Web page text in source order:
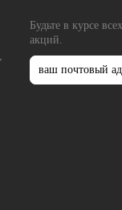
Будьте в курсе
акций.